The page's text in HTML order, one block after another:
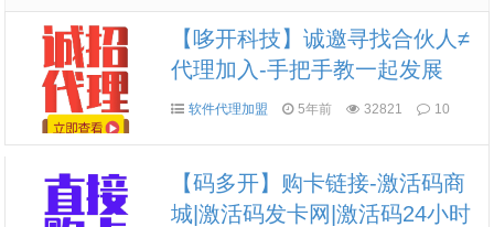
【哆开科技】诚邀寻找合伙人≠
代理加入-手把手教一起发展
软件代理加盟 5年前 32821 10
【码多开】购卡链接-激活码商
城|激活码发卡网|激活码24小时